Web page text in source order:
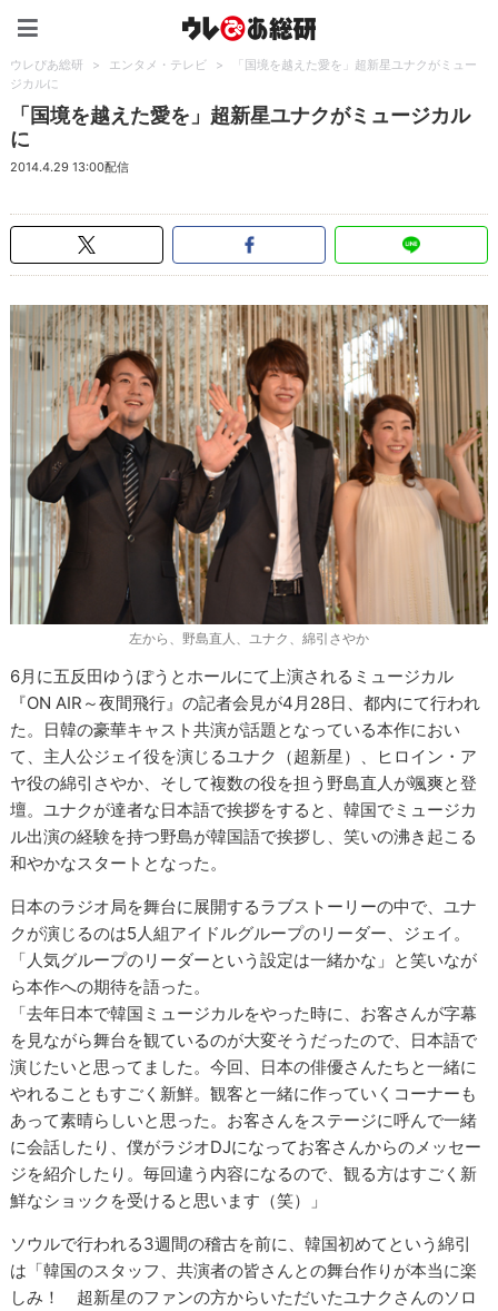
ウレぴあ総研 > エンタメ・テレビ >
「国境を越えた愛を」超新星ユナクがミュー
ジカルに
「国境を越えた愛を」超新星ユナクがミュージカル
に
2014.4.29 13:00配信
左から、野島直人、ユナク、綿引さやか
6月に五反田ゆうぽうとホールにて上演されるミュージカル
『ON AIR～夜間飛行』の記者会見が4月28日、都内にて行われ
た。日韓の豪華キャスト共演が話題となっている本作におい
て、主人公ジェイ役を演じるユナク（超新星）、ヒロイン・ア
ヤ役の綿引さやか、そして複数の役を担う野島直人が颯爽と登
壇。ユナクが達者な日本語で挨拶をすると、韓国でミュージカ
ル出演の経験を持つ野島が韓国語で挨拶し、笑いの沸き起こる
和やかなスタートとなった。
日本のラジオ局を舞台に展開するラブストーリーの中で、ユナ
クが演じるのは5人組アイドルグループのリーダー、ジェイ。
「人気グループのリーダーという設定は一緒かな」と笑いなが
ら本作への期待を語った。
「去年日本で韓国ミュージカルをやった時に、お客さんが字幕
を見ながら舞台を観ているのが大変そうだったので、日本語で
演じたいと思ってました。今回、日本の俳優さんたちと一緒に
やれることもすごく新鮮。観客と一緒に作っていくコーナーも
あって素晴らしいと思った。お客さんをステージに呼んで一緒
に会話したり、僕がラジオDJになってお客さんからのメッセー
ジを紹介したり。毎回違う内容になるので、観る方はすごく新
鮮なショックを受けると思います（笑）」
ソウルで行われる3週間の稽古を前に、韓国初めてという綿引
は「韓国のスタッフ、共演者の皆さんとの舞台作りが本当に楽
しみ！ 超新星のファンの方からいただいたユナクさんのソロ